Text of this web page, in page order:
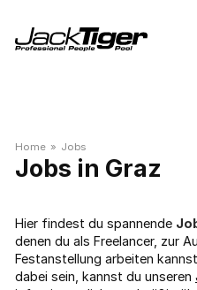
Home » Jobs
Graz
Hier findest du spannende
denen du als Freelancer, zur
Festanstellung arbeiten
dabei sein, kannst du unseren